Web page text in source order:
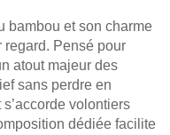
bambou et son charme
regard. Pensé pour
atout majeur des
sans perdre en
volontiers
dédiée facilite